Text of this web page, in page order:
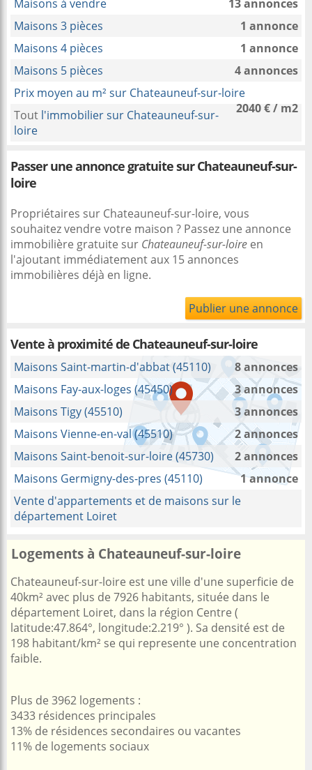
Maisons à vendre
13 annonces
Maisons 3 pièces
1 annonce
Maisons 4 pièces
1 annonce
Maisons 5 pièces
4 annonces
Prix moyen au m² sur Chateauneuf-sur-loire
2040 € / m2
Tout l'immobilier sur Chateauneuf-sur-
loire
Passer une annonce gratuite sur Chateauneuf-sur-
loire
Propriétaires sur Chateauneuf-sur-loire, vous
souhaitez vendre votre maison ? Passez une annonce
immobilière gratuite sur Chateauneuf-sur-loire en
l'ajoutant immédiatement aux 15 annonces
immobilières déjà en ligne.
Publier une annonce
Vente à proximitéde Chateauneuf-sur-loire
Maisons Saint-martin-d'abbat (45110)
8 annonces
Maisons Fay-aux-loges (45450)
3 annonces
Maisons Tigy (45510)
3 annonces
Maisons Vienne-en-val (45510)
2 annonces
Maisons Saint-benoit-sur-loire (45730)
2 annonces
Maisons Germigny-des-pres (45110)
1 annonce
Vente d'appartements et de maisons sur le
département Loiret
Logements à Chateauneuf-sur-loire
Chateauneuf-sur-loire est une ville d'une superficie de
40km² avec plus de 7926 habitants, située dans le
département Loiret, dans la région Centre (
latitude:47.864°, longitude:2.219° ). Sa densité est de
198 habitant/km² se qui represente une concentration
faible.
Plus de 3962 logements :
3433 résidences principales
13% de résidences secondaires ou vacantes
11% de logements sociaux